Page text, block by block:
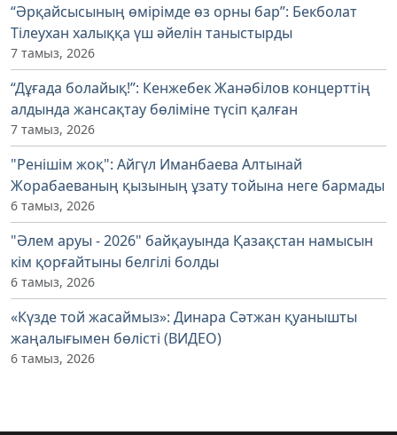
“Әрқайсысының өмірімде өз орны бар”: Бекболат
Тілеухан халыққа үш әйелін таныстырды
7 тамыз, 2026
“Дұғада болайық!”: Кенжебек Жанәбілов концерттің
алдында жансақтау бөліміне түсіп қалған
7 тамыз, 2026
"Ренішім жоқ": Айгүл Иманбаева Алтынай
Жорабаеваның қызының ұзату тойына неге бармады
6 тамыз, 2026
"Әлем аруы - 2026" байқауында Қазақстан намысын
кім қорғайтыны белгілі болды
6 тамыз, 2026
«Күзде той жасаймыз»: Динара Сәтжан қуанышты
жаңалығымен бөлісті (ВИДЕО)
6 тамыз, 2026